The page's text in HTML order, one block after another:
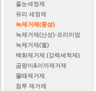
줄눈세정제
유리 세정제
녹제거제(중성)
녹제거제(산성)-프리미엄
녹제거제(젤)
백화제거제 (강력세척제)
곰팡이&이끼제거제
물때제거제
침투 제거제